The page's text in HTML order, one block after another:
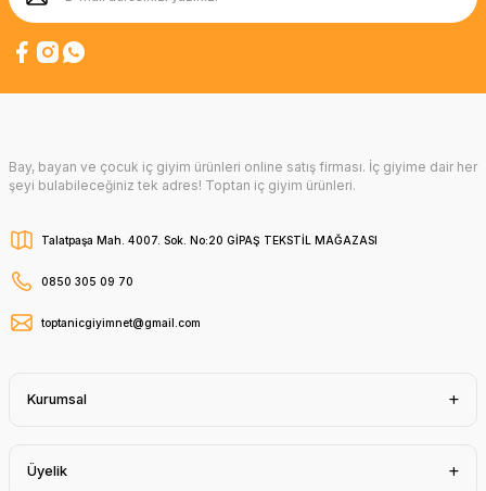
Bay, bayan ve çocuk iç giyim ürünleri online satış firması. İç giyime dair her
şeyi bulabileceğiniz tek adres! Toptan iç giyim ürünleri.
Talatpaşa Mah. 4007. Sok. No:20 GİPAŞ TEKSTİL MAĞAZASI
0850 305 09 70
toptanicgiyimnet@gmail.com
Kurumsal
Üyelik